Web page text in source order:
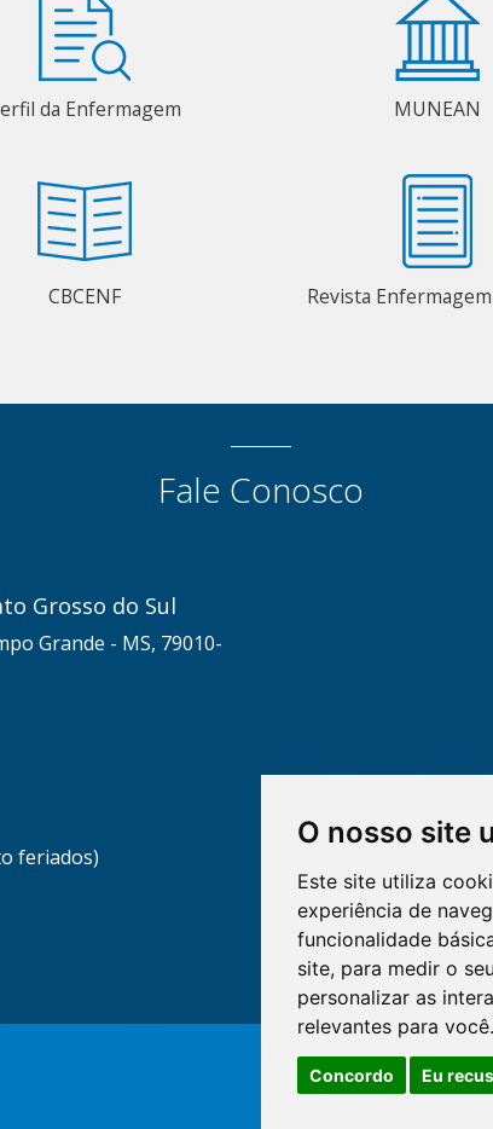
O nosso site
Este site utiliza
experiência de
funcionalidade
site, para medir o
personalizar as
relevantes para você.
Concordo Eu
da Enfermagem MUNEAN
CBCENF Revista
Fale Conosco
Grosso do Sul
Grande - MS, 79010-
feriados)